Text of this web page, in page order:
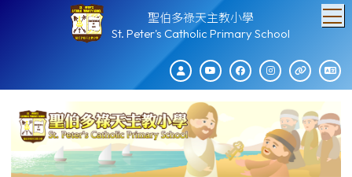
聖伯多祿天主教小學
St. Peter's Catholic Primary School